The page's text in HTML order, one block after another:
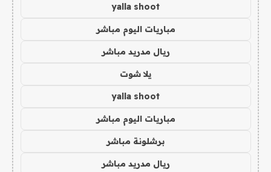
yalla shoot
مباريات اليوم مباشر
ريال مدريد مباشر
يلا شوت
yalla shoot
مباريات اليوم مباشر
برشلونة مباشر
ريال مدريد مباشر